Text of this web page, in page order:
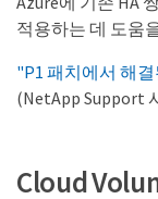
적용하는 데 도움
"P1 패치에서 해
(NetApp Support
Cloud